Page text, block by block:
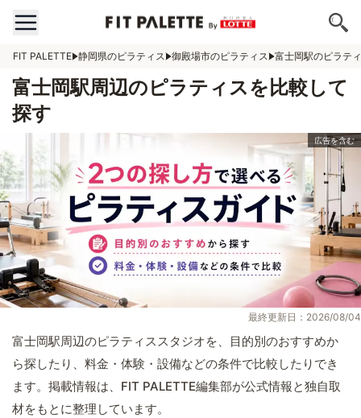
FIT PALETTE 静岡県のピラティス 御殿場市のピラティス 富士岡駅のピラテ
富士岡駅周辺のピラティスを比較して
探す
最終更新日：2026/08/04
富士岡駅周辺のピラティススタジオを、目的別のおすすめか
ら探したり、料金・体験・設備などの条件で比較したりでき
ます。掲載情報は、FIT PALETTE編集部が公式情報と独自取
材をもとに整理しています。